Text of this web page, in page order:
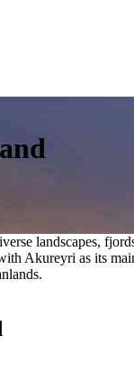
landscapes,
Akureyri as its